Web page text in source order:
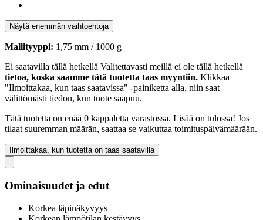
Näytä enemmän vaihtoehtoja
Mallityyppi: 1,75 mm / 1000 g
Ei saatavilla tällä hetkellä Valitettavasti meillä ei ole tällä hetkellä
tietoa, koska saamme tätä tuotetta taas myyntiin. Klikkaa
"Ilmoittakaa, kun taas saatavissa" -painiketta alla, niin saat
välittömästi tiedon, kun tuote saapuu.
Tätä tuotetta on enää 0 kappaletta varastossa. Lisää on tulossa! Jos
tilaat suuremman määrän, saattaa se vaikuttaa toimituspäivämäärään.
Ilmoittakaa, kun tuotetta on taas saatavilla
Ominaisuudet ja edut
Korkea läpinäkyvyys